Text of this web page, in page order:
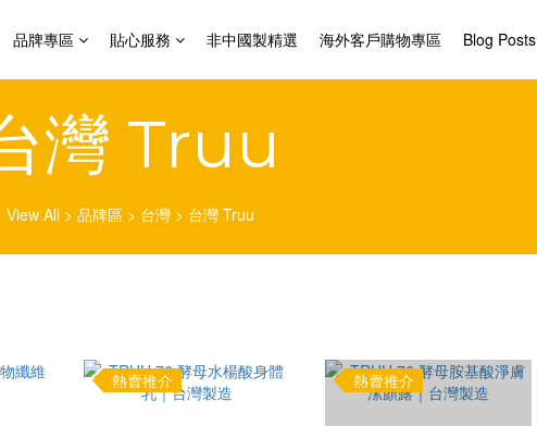
品牌專區 貼心服務 非中國製精選 海外客戶購物專區 Blog Posts
灣 Truu
View All> 品牌區> 台灣> 台灣 Truu
熱賣推介 熱賣推介